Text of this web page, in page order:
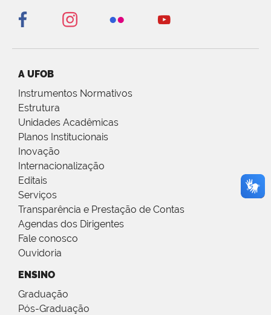
A UFOB
Instrumentos Normativos
Estrutura
Unidades Acadêmicas
Planos Institucionais
Inovação
Internacionalização
Editais
Serviços
Transparência e Prestação de Contas
Agendas dos Dirigentes
Fale conosco
Ouvidoria
ENSINO
Graduação
Pós-Graduação